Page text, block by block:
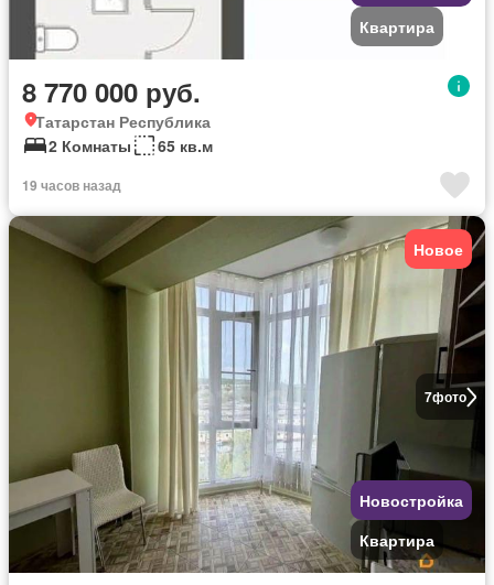
Квартира
8 770 000 руб.
Татарстан Республика
2 Комнаты
65 кв.м
19 часов назад
7фото
Новое
Новостройка
Квартира